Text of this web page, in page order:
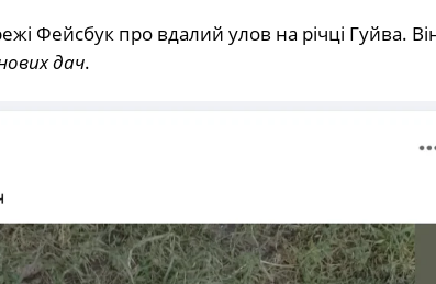
Фейсбук про вдалий улов на річці Гуйва.
дач.